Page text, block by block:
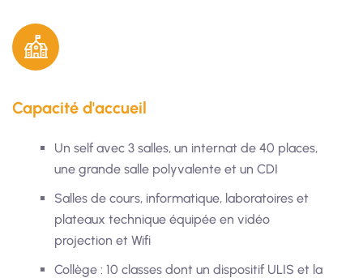
Capacité d'accueil
Un self avec 3 salles, un internat de 40 places,
une grande salle polyvalente et un CDI
Salles de cours, informatique, laboratoires et
plateaux technique équipée en vidéo
projection et Wifi
Collège : 10 classes dont un dispositif ULIS et la